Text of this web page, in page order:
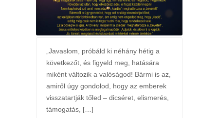
„Javaslom, próbáld ki néhány hétig a
következőt, és figyeld meg, hatására
miként változik a valóságod! Bármi is az,
amiről úgy gondolod, hogy az emberek
visszatartják tőled – dicséret, elismerés,
támogatás, […]